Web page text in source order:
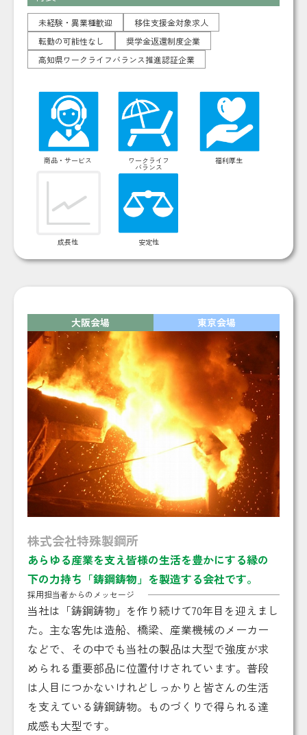
未経験・異業種歓迎
移住支援金対象求人
転勤の可能性なし
奨学金返還制度企業
高知県ワークライフバランス推進認証企業
商品・サービス ワークライフ
バランス
福利厚生
成長性 安定性
大阪会場 東京会場
株式会社特殊製鋼所
あらゆる産業を支え皆様の生活を豊かにする縁の
下の力持ち「鋳鋼鋳物」を製造する会社です。
採用担当者からのメッセージ
当社は「鋳鋼鋳物」を作り続けて70年目を迎えまし
た。主な客先は造船、橋梁、産業機械のメーカー
などで、その中でも当社の製品は大型で強度が求
められる重要部品に位置付けされています。普段
は人目につかないけれどしっかりと皆さんの生活
を支えている鋳鋼鋳物。ものづくりで得られる達
成感も大型です。